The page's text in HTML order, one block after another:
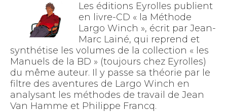
Les éditions Eyrolles publient
en livre-CD « la Méthode
Largo Winch », écrit par Jean-
Marc Lainé, qui reprend et
synthétise les volumes de la collection « les
Manuels de la BD » (toujours chez Eyrolles)
du même auteur. Il y passe sa théorie par le
filtre des aventures de Largo Winch en
analysant les méthodes de travail de Jean
Van Hamme et Philippe Francq.